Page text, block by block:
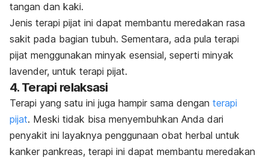
tangan dan kaki.
Jenis terapi pijat ini dapat membantu meredakan rasa
sakit pada bagian tubuh. Sementara, ada pula terapi
pijat menggunakan minyak esensial, seperti minyak
lavender, untuk terapi pijat.
4. Terapi relaksasi
Terapi yang satu ini juga hampir sama dengan terapi
pijat. Meski tidak bisa menyembuhkan Anda dari
penyakit ini layaknya penggunaan obat herbal untuk
kanker pankreas, terapi ini dapat membantu meredakan